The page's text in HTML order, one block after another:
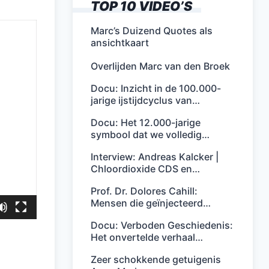
TOP 10 VIDEO’S
Marc’s Duizend Quotes als
ansichtkaart
Overlijden Marc van den Broek
Docu: Inzicht in de 100.000-
jarige ijstijdcyclus van…
Docu: Het 12.000-jarige
symbool dat we volledig…
Interview: Andreas Kalcker |
Chloordioxide CDS en…
Prof. Dr. Dolores Cahill:
Mensen die geïnjecteerd…
Docu: Verboden Geschiedenis:
Het onvertelde verhaal…
Zeer schokkende getuigenis